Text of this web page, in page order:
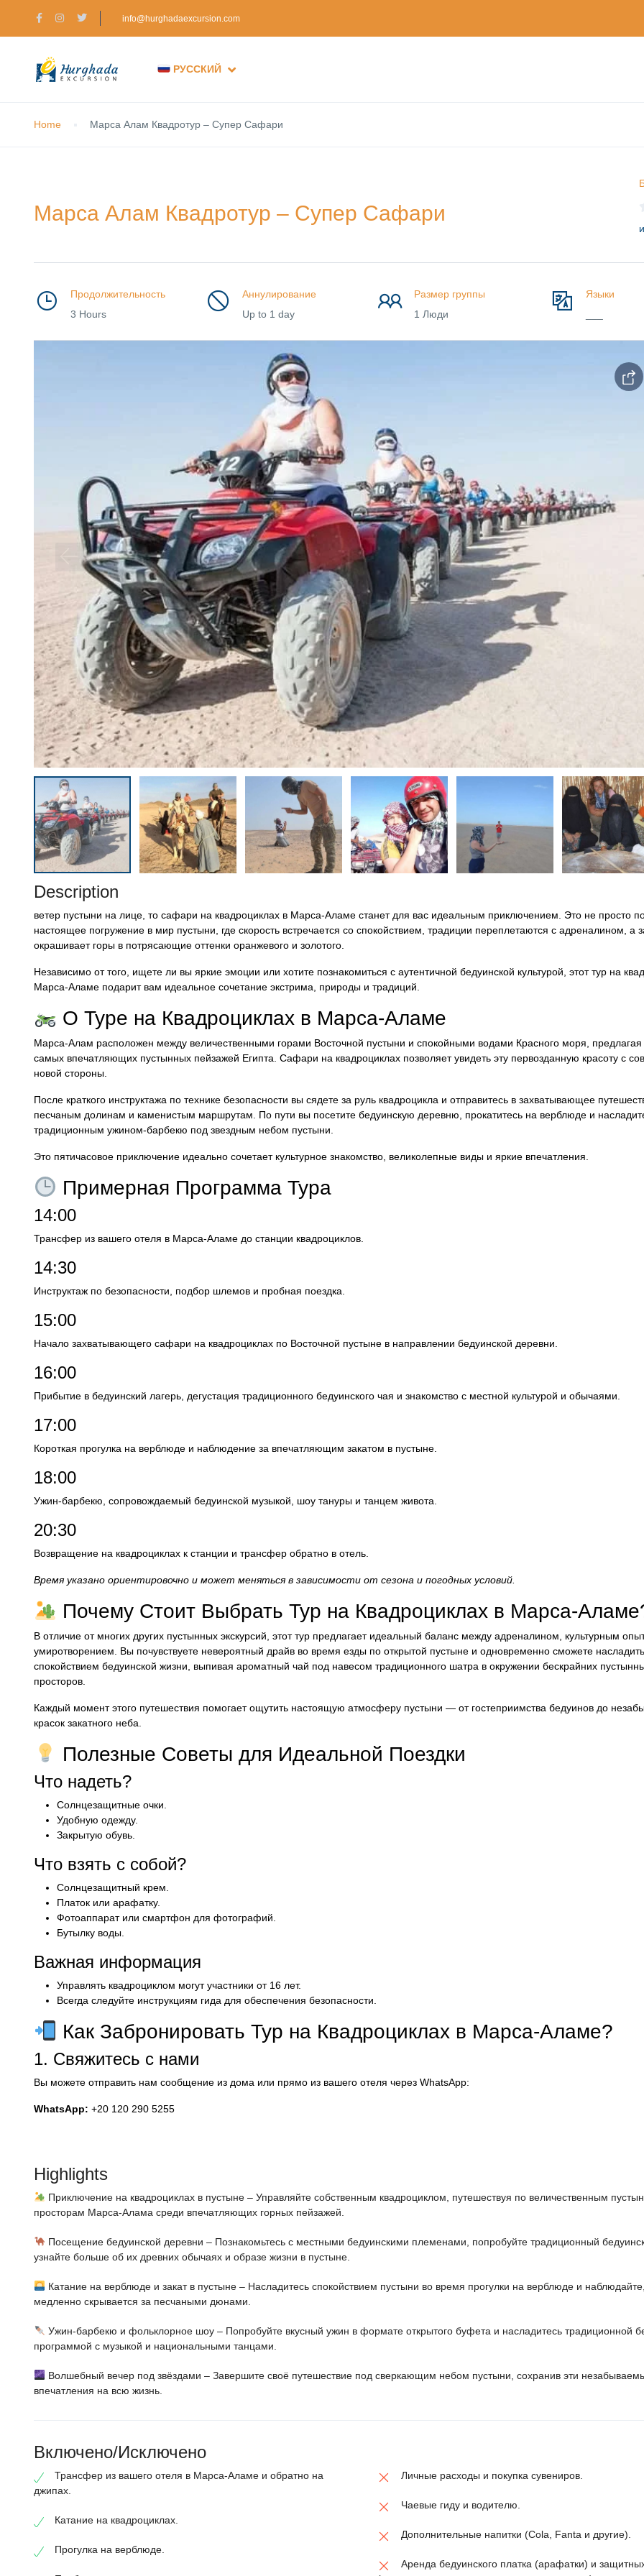
info@hurghadaexcursion.com
РУССКИЙ
Home Марса Алам Квадротур – Супер Сафари
Марса Алам Квадротур – Супер Сафари
Продолжительность
3 Hours
Аннулирование
Up to 1 day
Размер группы
1 Люди
Языки
Description
ветер пустыни на лице, то сафари на квадроциклах в Марса-Аламе станет для вас идеальным приключением. Это не просто
настоящее погружение в мир пустыни, где скорость встречается со спокойствием, традиции переплетаются с адреналином, а
окрашивает горы в потрясающие оттенки оранжевого и золотого.
Независимо от того, ищете ли вы яркие эмоции или хотите познакомиться с аутентичной бедуинской культурой, этот тур на
Марса-Аламе подарит вам идеальное сочетание экстрима, природы и традиций.
О Туре на Квадроциклах в Марса-Аламе
Марса-Алам расположен между величественными горами Восточной пустыни и спокойными водами Красного моря, предлагая
самых впечатляющих пустынных пейзажей Египта. Сафари на квадроциклах позволяет увидеть эту первозданную красоту с
новой стороны.
После краткого инструктажа по технике безопасности вы сядете за руль квадроцикла и отправитесь в захватывающее
песчаным долинам и каменистым маршрутам. По пути вы посетите бедуинскую деревню, прокатитесь на верблюде и
традиционным ужином-барбекю под звездным небом пустыни.
Это пятичасовое приключение идеально сочетает культурное знакомство, великолепные виды и яркие впечатления.
Примерная Программа Тура
14:00
Трансфер из вашего отеля в Марса-Аламе до станции квадроциклов.
14:30
Инструктаж по безопасности, подбор шлемов и пробная поездка.
15:00
Начало захватывающего сафари на квадроциклах по Восточной пустыне в направлении бедуинской деревни.
16:00
Прибытие в бедуинский лагерь, дегустация традиционного бедуинского чая и знакомство с местной культурой и обычаями.
17:00
Короткая прогулка на верблюде и наблюдение за впечатляющим закатом в пустыне.
18:00
Ужин-барбекю, сопровождаемый бедуинской музыкой, шоу тануры и танцем живота.
20:30
Возвращение на квадроциклах к станции и трансфер обратно в отель.
Время указано ориентировочно и может меняться в зависимости от сезона и погодных условий.
Почему Стоит Выбрать Тур на Квадроциклах в Марса-
В отличие от многих других пустынных экскурсий, этот тур предлагает идеальный баланс между адреналином, культурным
умиротворением. Вы почувствуете невероятный драйв во время езды по открытой пустыне и одновременно сможете
спокойствием бедуинской жизни, выпивая ароматный чай под навесом традиционного шатра в окружении бескрайних
просторов.
Каждый момент этого путешествия помогает ощутить настоящую атмосферу пустыни — от гостеприимства бедуинов до
красок закатного неба.
Полезные Советы для Идеальной Поездки
Что надеть?
Солнцезащитные очки.
Удобную одежду.
Закрытую обувь.
Что взять с собой?
Солнцезащитный крем.
Платок или арафатку.
Фотоаппарат или смартфон для фотографий.
Бутылку воды.
Важная информация
Управлять квадроциклом могут участники от 16 лет.
Всегда следуйте инструкциям гида для обеспечения безопасности.
Как Забронировать Тур на Квадроциклах в Марса-Аламе?
1. Свяжитесь с нами
Вы можете отправить нам сообщение из дома или прямо из вашего отеля через WhatsApp:
WhatsApp: +20 120 290 5255
Highlights
Приключение на квадроциклах в пустыне – Управляйте собственным квадроциклом, путешествуя по величественным
просторам Марса-Алама среди впечатляющих горных пейзажей.
Посещение бедуинской деревни – Познакомьтесь с местными бедуинскими племенами, попробуйте традиционный
узнайте больше об их древних обычаях и образе жизни в пустыне.
Катание на верблюде и закат в пустыне – Насладитесь спокойствием пустыни во время прогулки на верблюде и
медленно скрывается за песчаными дюнами.
Ужин-барбекю и фольклорное шоу – Попробуйте вкусный ужин в формате открытого буфета и насладитесь традиционной
программой с музыкой и национальными танцами.
Волшебный вечер под звёздами – Завершите своё путешествие под сверкающим небом пустыни, сохранив эти
впечатления на всю жизнь.
Включено/Исключено
Трансфер из вашего отеля в Марса-Аламе и обратно на
джипах.
Катание на квадроциклах.
Прогулка на верблюде.
Личные расходы и покупка сувениров.
Чаевые гиду и водителю.
Дополнительные напитки (Cola, Fanta и другие).
Аренда бедуинского платка (арафатки) и